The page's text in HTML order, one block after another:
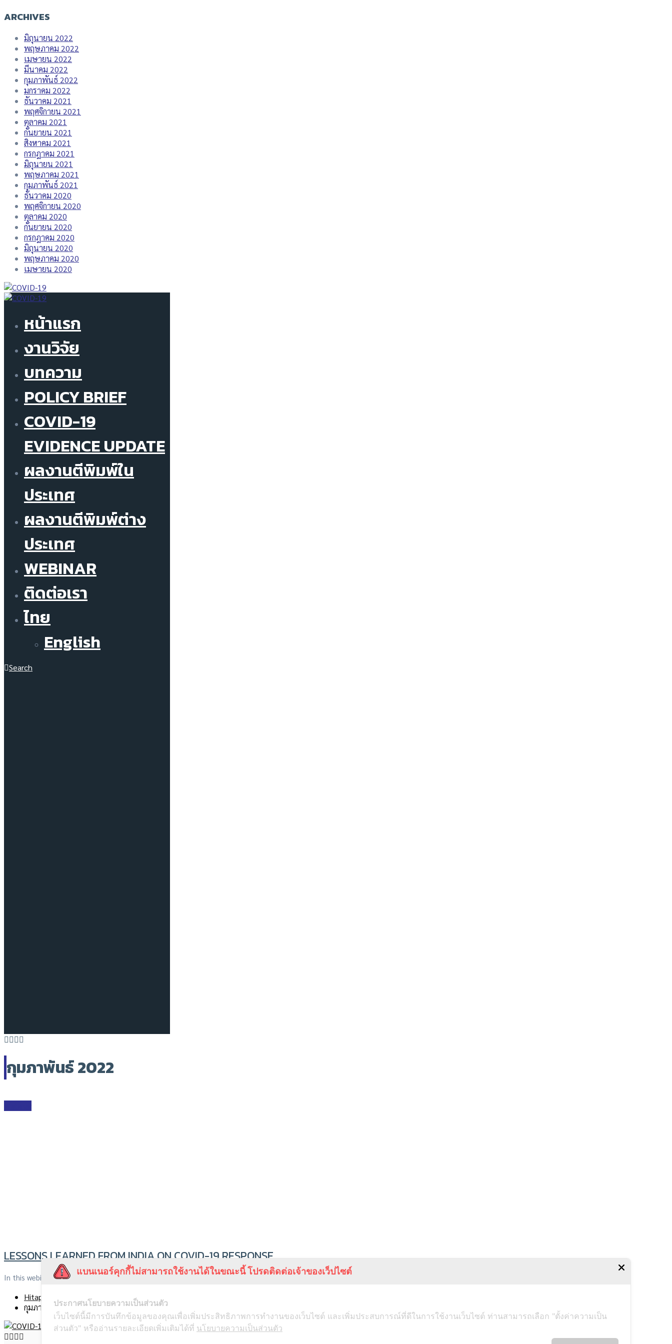
ARCHIVES
มิถุนายน 2022
พฤษภาคม 2022
เมษายน 2022
มีนาคม 2022
กุมภาพันธ์ 2022
มกราคม 2022
ธันวาคม 2021
พฤศจิกายน 2021
ตุลาคม 2021
กันยายน 2021
สิงหาคม 2021
กรกฎาคม 2021
มิถุนายน 2021
พฤษภาคม 2021
กุมภาพันธ์ 2021
ธันวาคม 2020
พฤศจิกายน 2020
ตุลาคม 2020
กันยายน 2020
กรกฎาคม 2020
มิถุนายน 2020
พฤษภาคม 2020
เมษายน 2020
หน้าแรก
งานวิจัย
บทความ
POLICY BRIEF
COVID-19
EVIDENCE UPDATE
ผลงานตีพิมพ์ใน
ประเทศ
ผลงานตีพิมพ์ต่าง
ประเทศ
WEBINAR
ติดต่อเรา
ไทย
English
Search
กุมภาพันธ์ 2022
LESSONS LEARNED FROM INDIA ON COVID-19 RESPONSE
In this webinar, you will get to learn and dive deeper […]
Hitap
กุมภาพันธ์ 25, 2022
แบนเนอร์คุกกี้ไม่สามารถใช้งานได้ในขณะนี้ โปรดติดต่อเจ้าของเว็ปไซต์
ประกาศนโยบายความเป็นส่วนตัว
เว็บไซต์นี้มีการบันทึกข้อมูลของคุณเพื่อเพิ่มประสิทธิภาพการทำงานของเว็บไซต์ และเพิ่มประสบการณ์ที่ดีในการใช้งานเว็บไซต์ ท่านสามารถเลือก "ตั้งค่าความเป็น
ส่วนตัว" หรืออ่านรายละเอียดเพิ่มเติมได้ที่ นโยบายความเป็นส่วนตัว